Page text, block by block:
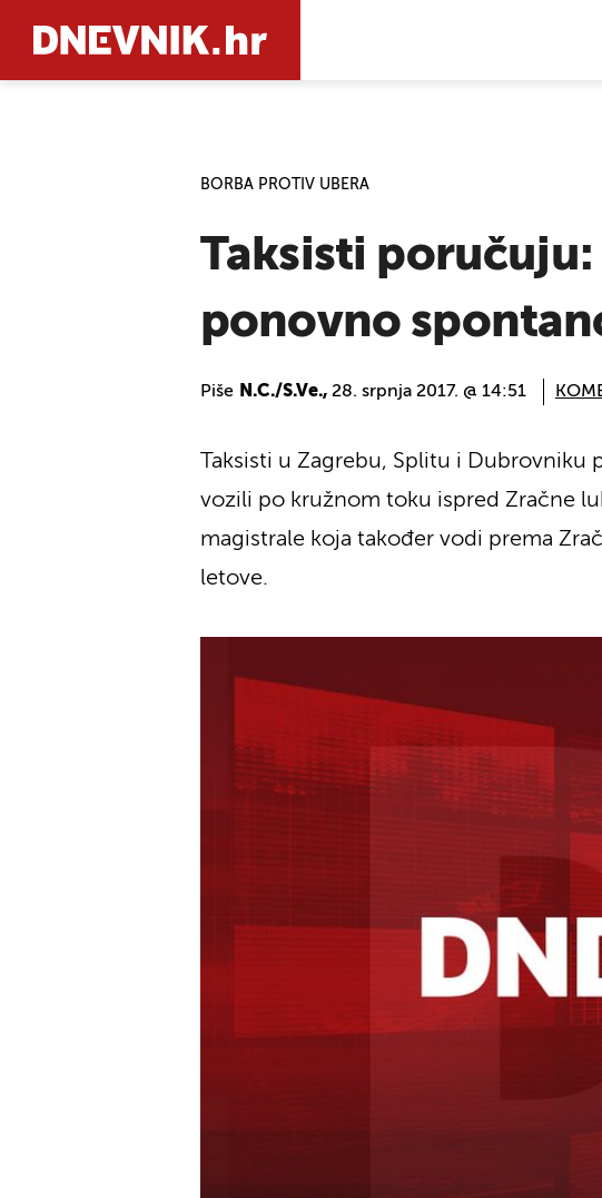
BORBA PROTIV UBERA
Taksisti
ponovno
Piše N.C./S.Ve., 28. srpnja 2017. @ 14:51
Taksisti u Zagrebu, Splitu i
vozili po kružnom toku ispred Zračne
magistrale koja također vodi prema
letove.